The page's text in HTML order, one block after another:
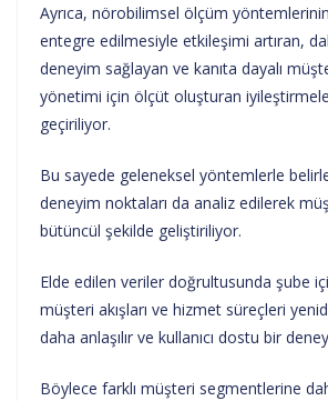
Ayrıca, nörobilimsel ölçüm
entegre edilmesiyle etkileşimi artıran,
deneyim sağlayan ve kanıta dayalı
yönetimi için ölçüt oluşturan
geçiriliyor.
Bu sayede geleneksel yöntemlerle
deneyim noktaları da analiz edilerek
bütüncül şekilde geliştiriliyor.
Elde edilen veriler doğrultusunda şube
müşteri akışları ve hizmet süreçleri
daha anlaşılır ve kullanıcı dostu bir
Böylece farklı müşteri segmentlerine